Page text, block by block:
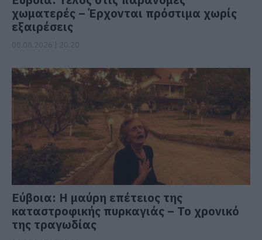
χωματερές – Έρχονται πρόστιμα χωρίς
εξαιρέσεις
Εύβοια: Η μαύρη επέτειος της
καταστροφικής πυρκαγιάς – Το χρονικό
της τραγωδίας